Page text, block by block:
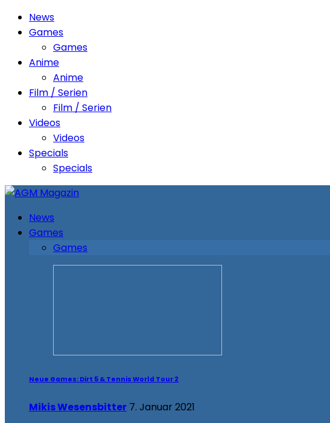
News
Games
Games
Anime
Anime
Film / Serien
Film / Serien
Videos
Videos
Specials
Specials
News
Games
Games
Neue Games: Dirt 5 & Tennis World Tour 2
Mikis Wesensbitter 7. Januar 2021